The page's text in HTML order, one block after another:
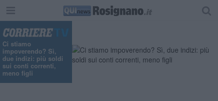
Ci stiamo
impoverendo? Sì,
due indizi: più soldi
sui conti correnti,
meno figli